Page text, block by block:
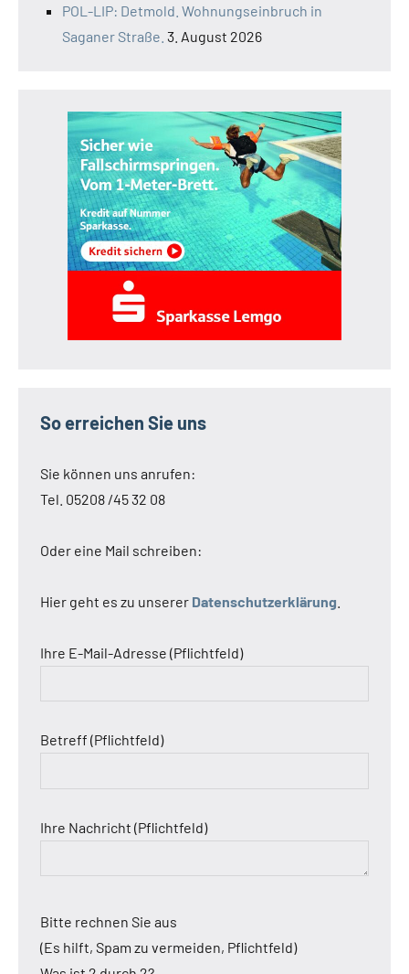
POL-LIP: Detmold. Wohnungseinbruch in
Saganer Straße. 3. August 2026
So erreichen Sie uns
Sie können uns anrufen:
Tel. 05208 /45 32 08
Oder eine Mail schreiben:
Hier geht es zu unserer Datenschutzerklärung
Ihre E-Mail-Adresse (Pflichtfeld)
Betreff (Pflichtfeld)
Ihre Nachricht (Pflichtfeld)
Bitte rechnen Sie aus
(Es hilft, Spam zu vermeiden, Pflichtfeld)